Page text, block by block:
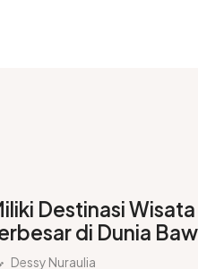
Destinasi Wisata
di Dunia
jadi Wisata Halal
Dessy Nuraulia